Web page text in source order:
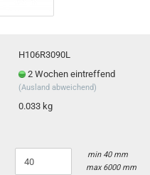
H106R3090L
2 Wochen eintreffend
(Ausland abweichend)
0.033 kg
min 40 mm
max 6000 mm